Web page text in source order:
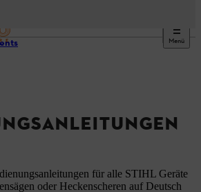
Menü
für alle STIHL Geräte
oder Heckenscheren auf Deutsch